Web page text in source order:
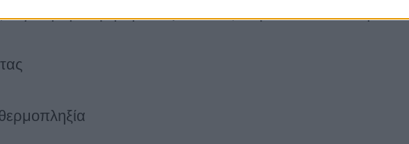
– Χρήση Αυτόματου Εξωτερικού Απινιδωτή